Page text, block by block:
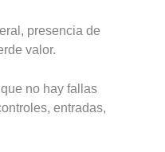
presencia de
valor.
no hay fallas
entradas,